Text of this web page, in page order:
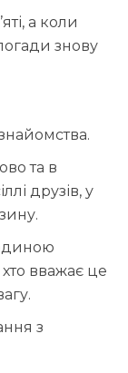
а коли
знову
та в
друзів, у
хто вважає це
з